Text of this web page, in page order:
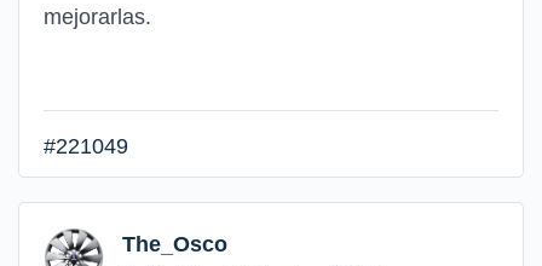
mejorarlas.
#221049
The_Osco